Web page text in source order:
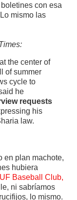
con esa
mismo las
the center of
of summer
cycle to
he
requests
his
law.
en plan machote,
hubiera
UF Baseball Club,
ni sabríamos
lo mismo.